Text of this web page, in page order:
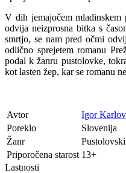
V dih jemajočem mladinskem
odvija neizprosna bitka s
smrtjo, se nam pred očmi
odlično sprejetem romanu
podal k žanru pustolovke,
kot lasten žep, kar se romanu
Avtor
Igor
Poreklo
Slovenija
Žanr
Priporočena starost 13+
Lastnosti